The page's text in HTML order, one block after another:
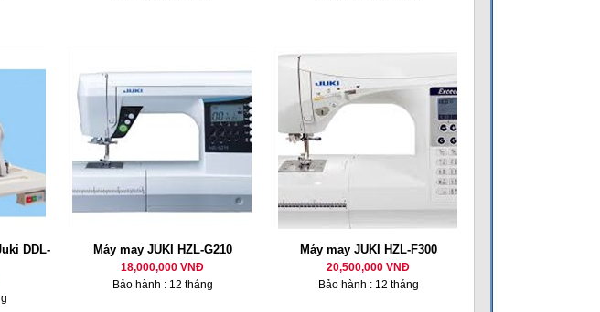
DDL-
Máy may JUKI HZL-G210
18,000,000 VNĐ
Bảo hành : 12 tháng
Máy may JUKI HZL-F300
20,500,000 VNĐ
Bảo hành : 12 tháng